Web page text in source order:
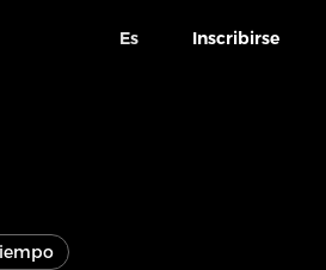
Es Inscribirse